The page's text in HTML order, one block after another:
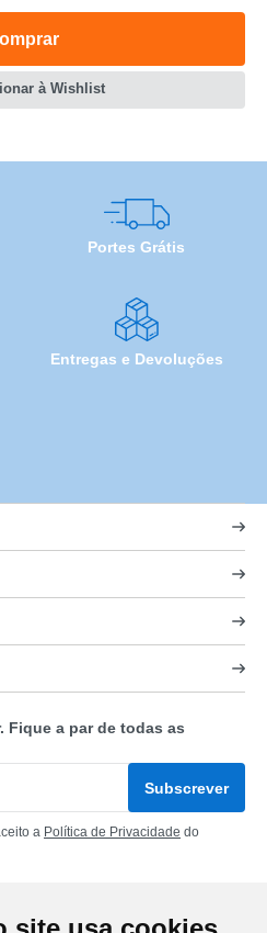
à Wishlist
Portes Grátis
Entregas e Devoluções
Fique a par de todas as
Subscrever
a Política de Privacidade do
Siga-nos